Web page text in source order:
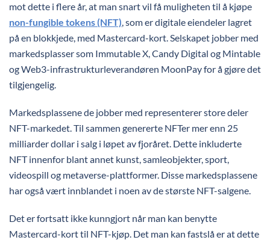
mot dette i flere år, at man snart vil få muligheten til å kjøpe
non-fungible tokens (NFT), som er digitale eiendeler lagret
på en blokkjede, med Mastercard-kort. Selskapet jobber med
markedsplasser som Immutable X, Candy Digital og Mintable
og Web3-infrastrukturleverandøren MoonPay for å gjøre det
tilgjengelig.
Markedsplassene de jobber med representerer store deler
NFT-markedet. Til sammen genererte NFTer mer enn 25
milliarder dollar i salg i løpet av fjoråret. Dette inkluderte
NFT innenfor blant annet kunst, samleobjekter, sport,
videospill og metaverse-plattformer. Disse markedsplassene
har også vært innblandet i noen av de største NFT-salgene.
Det er fortsatt ikke kunngjort når man kan benytte
Mastercard-kort til NFT-kjøp. Det man kan fastslå er at dette